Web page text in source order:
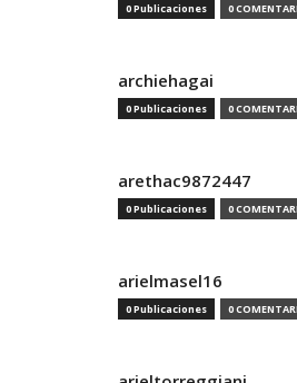
0 Publicaciones 0
archiehagai
0 Publicaciones 0
arethac9872447
0 Publicaciones 0
arielmasel16
0 Publicaciones 0